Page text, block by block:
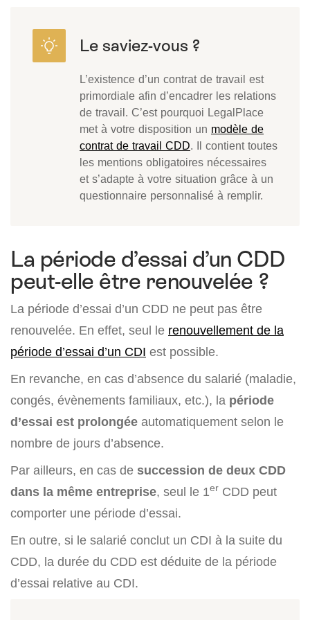
L’existence d’un contrat de travail est
primordiale afin d’encadrer les relations
de travail. C’est pourquoi LegalPlace
met à votre disposition un modèle de
contrat de travail CDD. Il contient toutes
les mentions obligatoires nécessaires
et s’adapte à votre situation grâce à un
questionnaire personnalisé à remplir.
La période d’essai d’un CDD
peut-elle être renouvelée ?
La période d’essai d’un CDD ne peut pas être
renouvelée. En effet, seul le renouvellement de la
période d’essai d’un CDI est possible.
En revanche, en cas d’absence du salarié (maladie,
congés, évènements familiaux, etc.), la période
d’essai est prolongée automatiquement selon le
nombre de jours d’absence.
Par ailleurs, en cas de succession de deux CDD
dans la même entreprise, seul le 1er CDD peut
comporter une période d’essai.
En outre, si le salarié conclut un CDI à la suite du
CDD, la durée du CDD est déduite de la période
d’essai relative au CDI.